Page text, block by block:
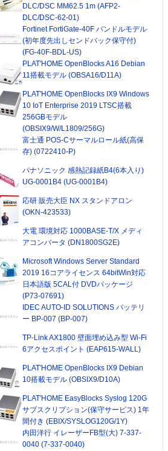
DLC/DSC MM62.5 1m (AFP2-
DLC/DSC-62-01)
Fortinet FortiGate-40F バンドルモデル
(初年度先出しセンドバック保守付)
(FG-40F-BDL-US)
PLAT'HOME OpenBlocks A16 Debian
11搭載モデル (OBSA16/D11A)
PLAT'HOME OpenBlocks IX9 Windows
10 IoT Enterprise 2019 LTSC搭載
256GBモデル
(OBSIX9/W/L1809/256G)
富士通 POS-Cサーマルロール紙(高保
存) (0722410-P)
パナソニック 感熱記録紙B4(6本入り)
UG-0001B4 (UG-0001B4)
応研 販売大臣 NX スタンドアロン
(OKN-423533)
大電 環境対応 1000BASE-T/X メディ
アコンバータ (DN1800SG2E)
Microsoft Windows Server Standard
2019 16コアライセンス 64bitWin対応
日本語版 5CAL付 DVDパッケージ
(P73-07691)
IDEC AUTO-ID SOLUTIONS バッテリ
ー BP-007 (BP-007)
TP-Link AX1800 壁面埋め込み型 Wi-Fi
6アクセスポイント (EAP615-WALL)
PLAT'HOME OpenBlocks IX9 Debian
10搭載モデル (OBSIX9/D10A)
PLAT'HOME EasyBlocks Syslog 120G
サブスクリプション(保守サービス) 1年
間付き (EBIX/SYSLOG120G/1Y)
内田洋行 イレーザーFB型(大) 7-337-
0040 (7-337-0040)